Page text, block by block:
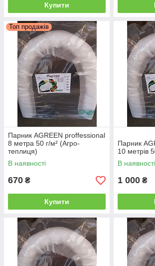
Купити
Топ продажів
Парник AGREEN proffessional
8 метра 50 г/м² (Агро-
теплиця)
В наявності
670 ₴
Купити
Парник
10 метрів
В наявності
1 000 ₴